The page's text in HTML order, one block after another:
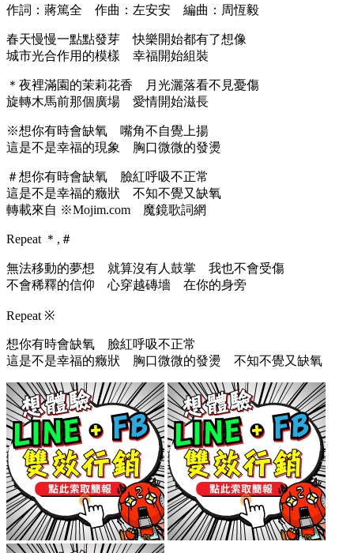
作詞：蔣篤全 作曲：左安安 編曲：周恆毅
春天慢慢一點點發芽 快樂開始都有了想像
城市光合作用的模樣 幸福開始組裝
＊夜裡滿園的茉莉花香 月光灑落看不見憂傷
旋轉木馬前那個廣場 愛情開始滋長
※想你有時會缺氧 嘴角不自覺上揚
這是不是幸福的現象 胸口微微的發燙
＃想你有時會缺氧 臉紅呼吸不正常
這是不是幸福的癥狀 不知不覺又缺氧
轉載來自 ※Mojim.com 魔鏡歌詞網
Repeat ＊,＃
無法移動的夢想 就算沒有人鼓掌 我也不會受傷
不會稀釋的信仰 心穿越磚墻 在你的身旁
Repeat ※
想你有時會缺氧 臉紅呼吸不正常
這是不是幸福的癥狀 胸口微微的發燙 不知不覺又缺氧